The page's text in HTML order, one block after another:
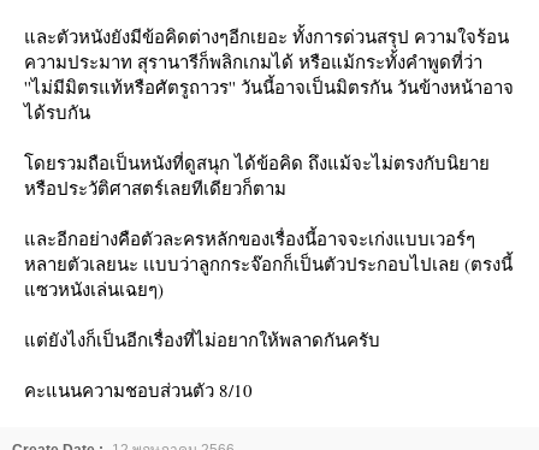
ละตัวหนังยังมีข้อคิดต่างๆอีกเยอะ ทั้งการด่วนสรุป ความใจร้อน
ความประมาท สุรานารีก็พลิกเกมได้ หรือแม้กระทั้งคำพูดที่ว่า
''ไม่มีมิตรแท้หรือศัตรูถาวร'' วันนี้อาจเป็นมิตรกัน วันข้างหน้าอาจ
ได้รบกัน
ดยรวมถือเป็นหนังที่ดูสนุก ได้ข้อคิด ถึงแม้จะไม่ตรงกับนิยา
หรือประวัติศาสตร์เลยทีเดียวก็ตาม
ละอีกอย่างคือตัวละครหลักของเรื่องนี้อาจจะเก่งแบบเวอร์ๆ
หลายตัวเลยนะ เเบบว่าลูกกระจ๊อกก็เป็นตัวประกอบไปเลย (ตรงนี้
ซวหนังเล่นเฉยๆ)
ต่ยังไงก็เป็นอีกเรื่องที่ไม่อยากให้พลาดกันครับ
คะแนนความชอบส่วนตัว 8/10